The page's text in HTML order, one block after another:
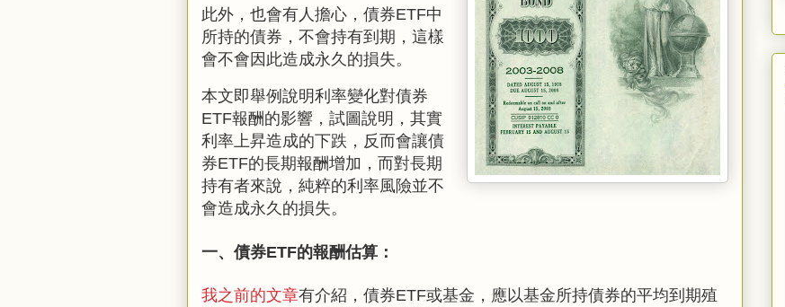
此外，也會有人擔心，債券ETF中
所持的債券，不會持有到期，這樣
會不會因此造成永久的損失。
本文即舉例說明利率變化對債券
ETF報酬的影響，試圖說明，其實
利率上昇造成的下跌，反而會讓債
券ETF的長期報酬增加，而對長期
持有者來說，純粹的利率風險並不
會造成永久的損失。
一、債券ETF的報酬估算：
我之前的文章有介紹，債券ETF或基金，應以基金所持債券的平均到期殖